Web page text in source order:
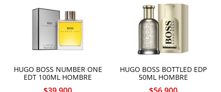
HUGO BOSS NUMBER ONE
EDT 100ML HOMBRE
HUGO BOSS BOTTLED EDP
50ML HOMBRE